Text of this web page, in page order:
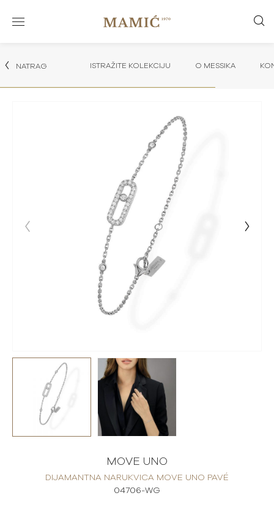
NATRAG ISTRAŽITE KOLEKCIJU O MESSIKA
MOVE UNO
DIJAMANTNA NARUKVICA MOVE UNO PAVÉ
04706-WG